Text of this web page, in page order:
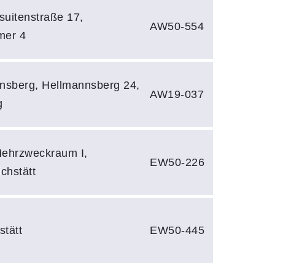
17,
4
AW50-554
Hellmannsberg 24,
AW19-037
I,
EW50-226
EW50-445